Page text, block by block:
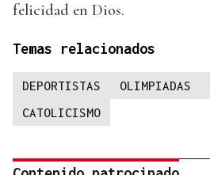
felicidad en Dios.
Temas relacionados
DEPORTISTAS OLIMPIADAS
CATOLICISMO